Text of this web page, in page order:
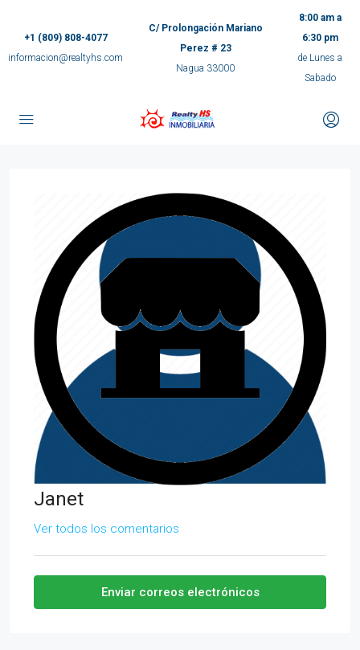
+1 (809) 808-4077
informacion@realtyhs.com
C/ Prolongación Mariano
Perez # 23
Nagua 33000
8:00 am a
6:30 pm
de Lunes a
Sabado
Janet
Ver todos los comentarios
Enviar correos electrónicos